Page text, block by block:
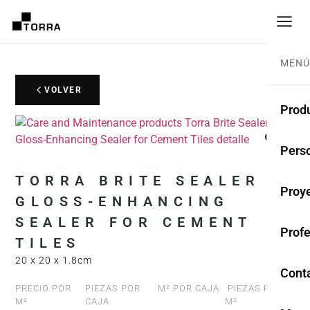
MENÚ
VOLVER
TORRA BRITE SEALER –
GLOSS-ENHANCING
SEALER FOR CEMENT
TILES
20 x 20 x 1.8cm
PRECIO POR
M²
PIEZAS POR
CAJA
M² POR CAJA
PIEZAS POR
M²